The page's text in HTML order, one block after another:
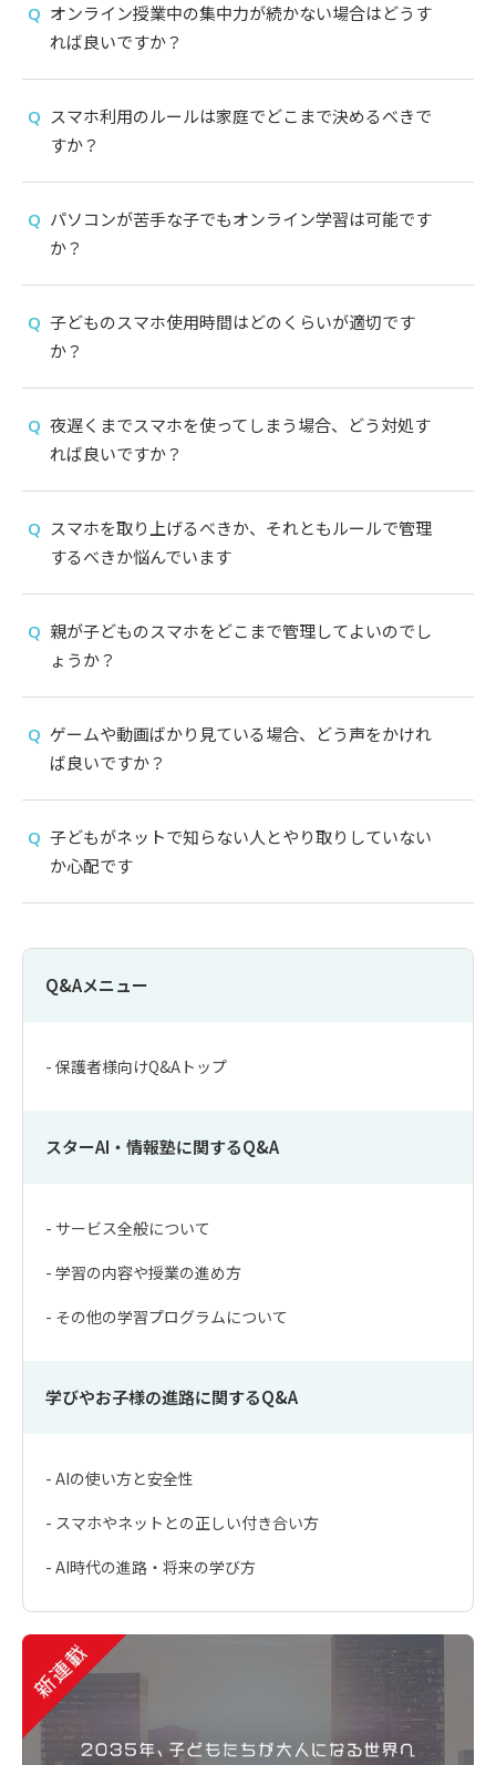
オンライン授業中の集中力が続かない場合はどうす
れば良いですか？
スマホ利用のルールは家庭でどこまで決めるべきで
すか？
パソコンが苦手な子でもオンライン学習は可能です
か？
子どものスマホ使用時間はどのくらいが適切です
か？
夜遅くまでスマホを使ってしまう場合、どう対処す
れば良いですか？
スマホを取り上げるべきか、それともルールで管理
するべきか悩んでいます
親が子どものスマホをどこまで管理してよいのでし
ょうか？
ゲームや動画ばかり見ている場合、どう声をかけれ
ば良いですか？
子どもがネットで知らない人とやり取りしていない
か心配です
Q&Aメニュー
- 保護者様向けQ&Aトップ
スターAI・情報塾に関するQ&A
- サービス全般について
- 学習の内容や授業の進め方
- その他の学習プログラムについて
学びやお子様の進路に関するQ&A
- AIの使い方と安全性
- スマホやネットとの正しい付き合い方
- AI時代の進路・将来の学び方